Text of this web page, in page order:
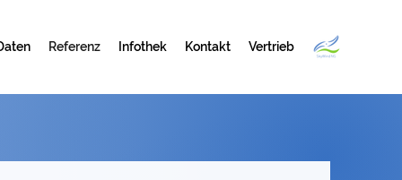
Referenz Infothek Kontakt Vertrieb